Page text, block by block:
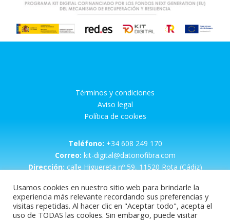
Términos y condiciones
Aviso legal
Política de cookies
Teléfono: +34 608 249 170
Correo: kit-digital@datonofibra.com
Dirección:calle Higuereta nº 59, 11520 Rota (Cádiz)
Usamos cookies en nuestro sitio web para brindarle la
experiencia más relevante recordando sus preferencias y
visitas repetidas. Al hacer clic en "Aceptar todo", acepta el
uso de TODAS las cookies. Sin embargo, puede visitar